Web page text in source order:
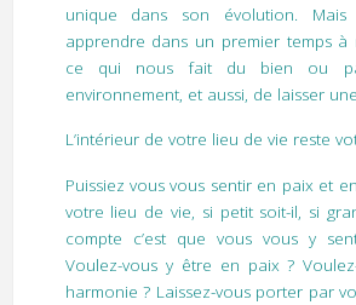
unique dans son évolution. Mais
apprendre dans un premier temps à
ce qui nous fait du bien ou
environnement, et aussi, de laisser
L’intérieur de votre lieu de vie reste
Puissiez vous vous sentir en paix et
votre lieu de vie, si petit soit-il, si
compte c’est que vous vous y
Voulez-vous y être en paix ?
harmonie ? Laissez-vous porter par